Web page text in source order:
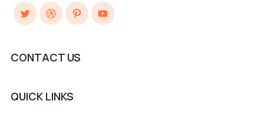
TwitterDribbblePinterestYouTube
CONTACT US
QUICK LINKS